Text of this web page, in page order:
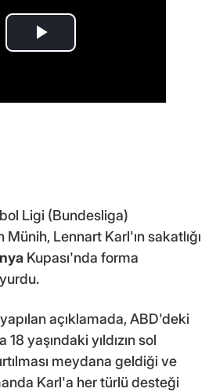
Ligi (Bundesliga)
Lennart Karl'ın sakatlığı
Kupası'nda forma
açıklamada, ABD'deki
18 yaşındaki yıldızın sol
meydana geldiği ve
Karl'a her türlü desteği